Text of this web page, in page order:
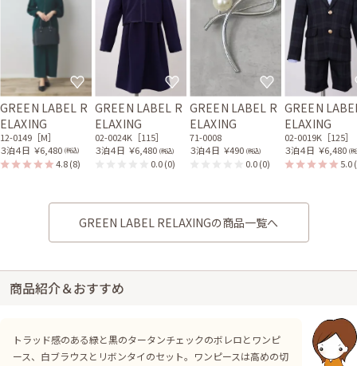
GREEN LABEL R
ELAXING
12-0149［M］
３泊４日 ￥6,480 (税込)
4.8(8)
GREEN LABEL R
ELAXING
02-0024K［115］
３泊４日 ￥6,480 (税込)
0.0(0)
GREEN LABEL R
ELAXING
71-0008
３泊４日 ￥490 (税込)
0.0(0)
GREEN
ELAXING
02-0019K［125］
３泊４日 ￥6,480 (
5.0
GREEN LABEL RELAXINGの商品一覧へ
商品紹介＆おすすめ
トラッド感のある緑と黒のタータンチェックのボレロとワンピ
ース、白ブラウスとリボンタイのセット。ワンピースは高めの切